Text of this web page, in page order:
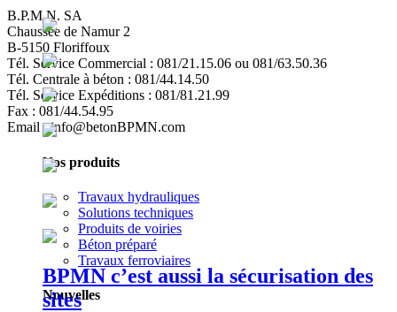
BPMN c’est aussi la sécurisation des
sites
B.P.M.N. SA
Chaussée de Namur 2
B-5150 Floriffoux
Tél. Service Commercial : 081/21.15.06 ou 081/63.50.36
Tél. Centrale à béton : 081/44.14.50
Tél. Service Expéditions : 081/81.21.99
Fax : 081/44.54.95
Email : info@betonBPMN.com
Nos produits
Travaux hydrauliques
Solutions techniques
Produits de voiries
Béton préparé
Travaux ferroviaires
Nouvelles